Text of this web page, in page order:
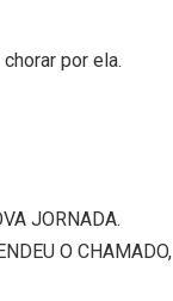
por ela.
JORNADA.
O CHAMADO,